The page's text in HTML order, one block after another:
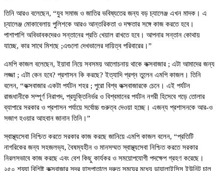
তিনি আরও বলেছেন, “যুব সমাজ ও জাতির ভবিষ্যতের জন্য বড় চ্যালেঞ্জ এখন মাদক। এ
চ্যালেঞ্জ মোকাবেলায় পুলিশকে আরও আন্তরিকতা ও দক্ষতার সঙ্গে কাজ করতে হবে।
পাশাপাশি অবিভাবকদেরও সন্তানের প্রতি খেয়াল রাখতে হবে। আপনার সন্তান কোথায়
যাচ্ছে, কার সাথে মিশছে ;এগুলো দেখভালের দায়িত্ব পরিবারের।”
এমপি কাজল বলেছেন, ইয়াবা নিয়ে সবসময় আলোচনায় থাকে কক্সবাজার ; এটা আমাদের জন্য
লজ্জা ; এটা কেন হবে? প্রশাসন কি করছে? ইত্যাদি প্রশ্ন তুলেন এমপি কাজল। তিনি
বলেন, “কক্সবাজার একটা পর্যটন শহর ; পুরো বিশ্ব কক্সবাজারকে চেনে। এই পর্যটন
রাজধানীকে সম্পূর্ণ নিরাপদ, প্রযুক্তিনির্ভর ও বিশ্বমানের পর্যটন নগরী হিসেবে গড়ে তোলার
ব্যাপারে সরকার ও প্রশাসন পর্যায়ে সর্বোচ্চ গুরুত্ব দেওয়া হচ্ছে। এজন্য প্রশাসনকে আর-ও
সজাগ হওয়ার আহবান জানান তিনি।”
স্বাস্থ্যসেবা নিশ্চিত করতে সরকার কাজ করছে জানিয়ে এমপি কাজল বলেন, “প্রতিটি
নাগরিকের জন্য সহজলভ্য, বৈষম্যহীন ও মানসম্মত স্বাস্থ্যসেবা নিশ্চিত করতে সরকার
নিরলসভাবে কাজ করছে এবং বেশ কিছু কার্যকর ও সময়োপযোগী পদক্ষেপ গ্রহণ করেছে।
২৫০ শয্যা বিশিষ্ট কক্সবাজার সদর হাসপাতালে দ্রুত সময়ের মধ্যে ডায়ালাইসিস ইউনিট চালু